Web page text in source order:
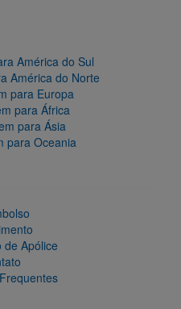
América do Sul
América do Norte
para Europa
para África
para Ásia
para Oceania
de Apólice